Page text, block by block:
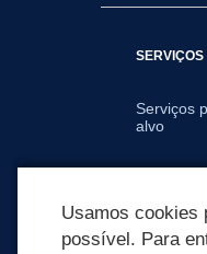
SERVIÇOS
Serviços
alvo
Usamos cookies
possível. Para